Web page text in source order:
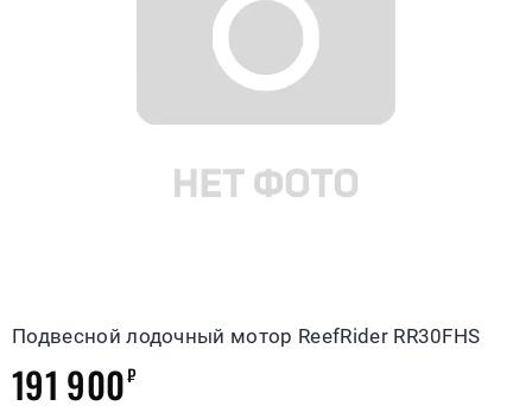
Подвесной лодочный мотор ReefRider RR30FHS
191 900₽